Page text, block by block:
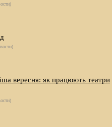
вересня: як працюють театри